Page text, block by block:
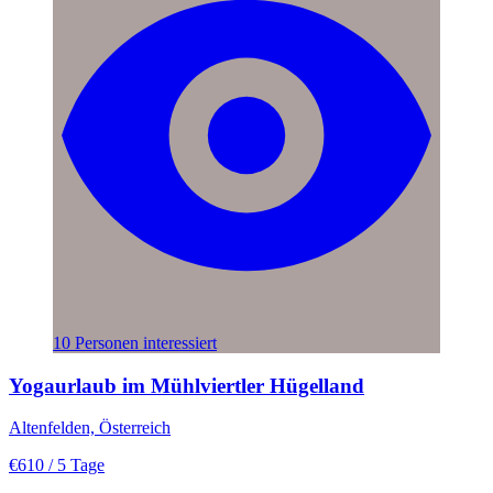
10 Personen interessiert
Yogaurlaub im Mühlviertler Hügelland
Altenfelden, Österreich
€610 / 5 Tage